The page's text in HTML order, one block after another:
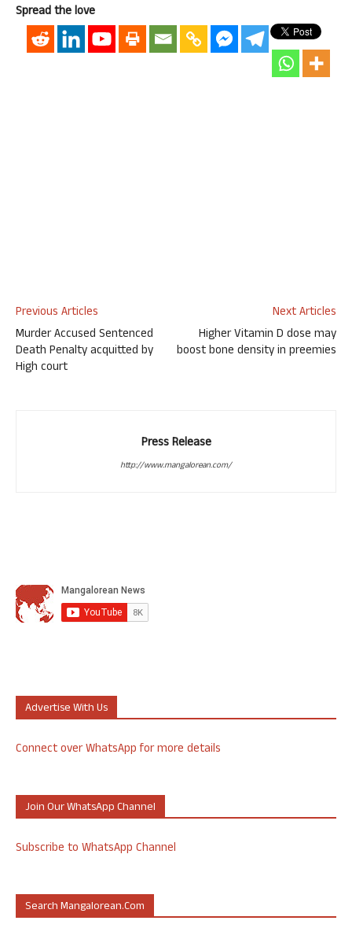
Spread the love
Previous Articles
Murder Accused Sentenced
Death Penalty acquitted by
High court
Next Articles
Higher Vitamin D dose may
boost bone density in preemies
Press Release
http://www.mangalorean.com/
Advertise With Us
Connect over WhatsApp for more details
Join Our WhatsApp Channel
Subscribe to WhatsApp Channel
Search Mangalorean.com